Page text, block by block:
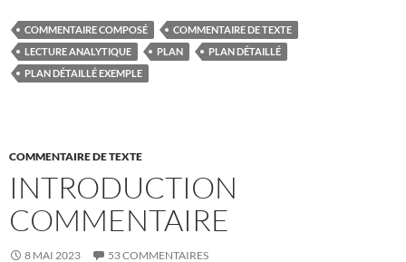
COMMENTAIRE COMPOSÉ
COMMENTAIRE DE TEXTE
LECTURE ANALYTIQUE
PLAN
PLAN DÉTAILLÉ
PLAN DÉTAILLÉ EXEMPLE
COMMENTAIRE DE TEXTE
INTRODUCTION
COMMENTAIRE
8 MAI 2023 53 COMMENTAIRES